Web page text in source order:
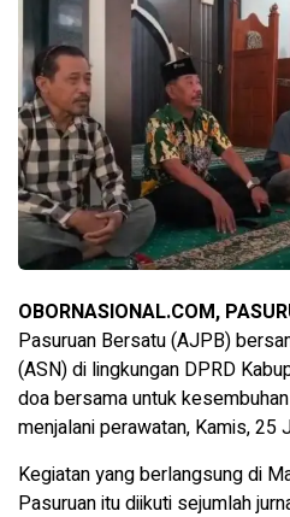
OBORNASIONAL.COM,
Pasuruan Bersatu (AJPB)
(ASN) di lingkungan DPRD
doa bersama untuk
menjalani perawatan, Kamis, 25
Kegiatan yang berlangsung di
Pasuruan itu diikuti sejumlah